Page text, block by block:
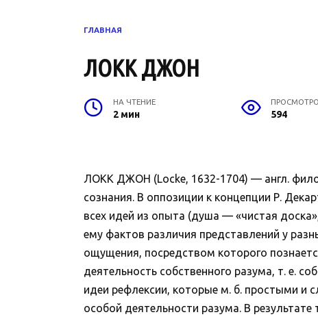
ГЛАВНАЯ
ЛОКК ДЖОН
НА ЧТЕНИЕ
2 мин 594
ЛОКК ДЖОН (Locke, 1632-1704) — англ.
сознания. В оппозиции к концепции Р.
всех идей из опыта (душа — «чистая
ему фактов различия представлений у
ощущения, посредством которого
деятельность собственного разума, т. е.
идеи рефлексии, которые м. б. простыми
особой деятельности разума. В